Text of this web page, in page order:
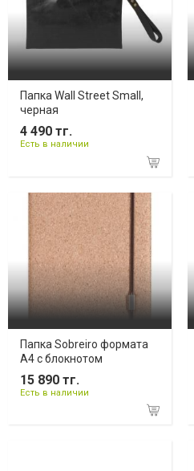
Папка Wall Street Small,
черная
4 490 тг.
Есть в наличии
Папка Sobreiro формата
А4 c блокнотом
15 890 тг.
Есть в наличии